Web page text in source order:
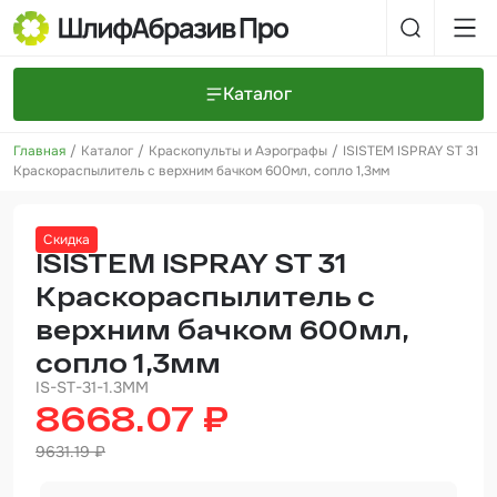
Каталог
О компании
Шлифовальные круги и полоски
Нетканые абразивные материалы
Инструменты
Отвердители
Главная Каталог Краскопульты и Аэрографы
ISISTEM ISPRAY ST 31
Краскораспылитель с верхним бачком 600мл, сопло 1,3мм
Скидка
ISISTEM ISPRAY ST 31
Краскораспылитель с
верхним бачком 600мл,
сопло 1,3мм
IS-ST-31-1.3MM
8668.07 ₽
9631.19 ₽